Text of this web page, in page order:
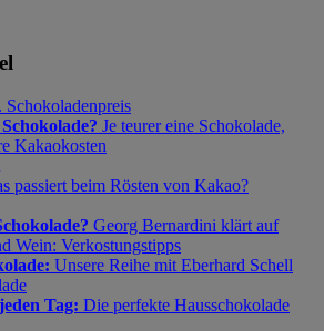
Je teurer eine Schokolade,
Kakaokosten
passiert beim Rösten von Kakao?
Georg Bernardini klärt auf
Unsere Reihe mit Eberhard Schell
Tag: Die perfekte Hausschokolade